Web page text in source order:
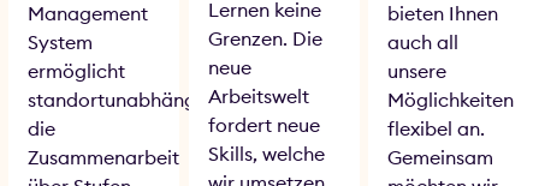
Management
System
ermöglicht
standortunabhängig
die
Zusammenarbeit
Lernen keine
Grenzen. Die
neue
Arbeitswelt
fordert neue
Skills, welche
bieten Ihnen
auch all
unsere
Möglichkeiten
flexibel an.
Gemeinsam